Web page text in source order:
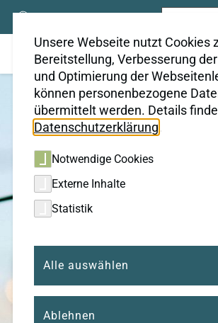
Suchen
Unsere Webseite nutzt Cookies
Bereitstellung, Verbesserung
und Optimierung der
können personenbezogene
übermittelt werden. Details
Datenschutzerklärung.
Notwendige Cookies
Externe Inhalte
Statistik
Alle auswählen
Ablehnen